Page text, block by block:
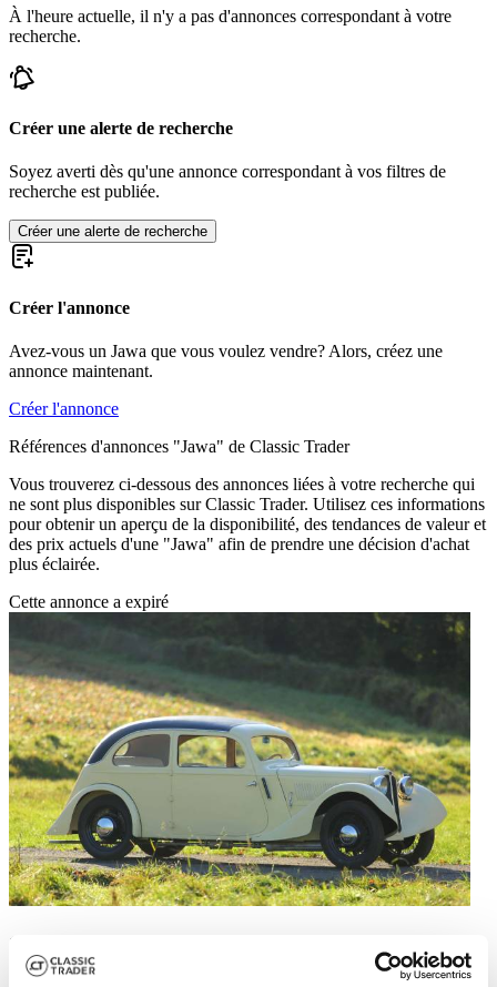
À l'heure actuelle, il n'y a pas d'annonces correspondant à votre
recherche.
Créer une alerte de recherche
Soyez averti dès qu'une annonce correspondant à vos filtres de
recherche est publiée.
Créer une alerte de recherche
Créer l'annonce
Avez-vous un Jawa que vous voulez vendre? Alors, créez une
annonce maintenant.
Créer l'annonce
Références d'annonces "Jawa" de Classic Trader
Vous trouverez ci-dessous des annonces liées à votre recherche qui
ne sont plus disponibles sur Classic Trader. Utilisez ces informations
pour obtenir un aperçu de la disponibilité, des tendances de valeur et
des prix actuels d'une "Jawa" afin de prendre une décision d'achat
plus éclairée.
Cette annonce a expiré
1937 | Jawa 700